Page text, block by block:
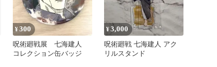
¥300
呪術廻戦展 七海建人
コレクション缶バッジ
¥3,000
呪術廻戦 七海建人 アク
リルスタンド